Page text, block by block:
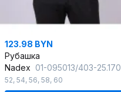
123.98 BYN
Рубашка
Nadex 01-095013/403-25.170-176 бежево-белый
52, 54, 56, 58, 60